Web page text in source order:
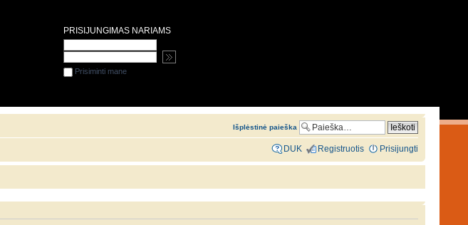
Išplėstinė paieška
DUK Registruotis Prisijungti
PRISIJUNGIMAS NARIAMS
Prisiminti mane